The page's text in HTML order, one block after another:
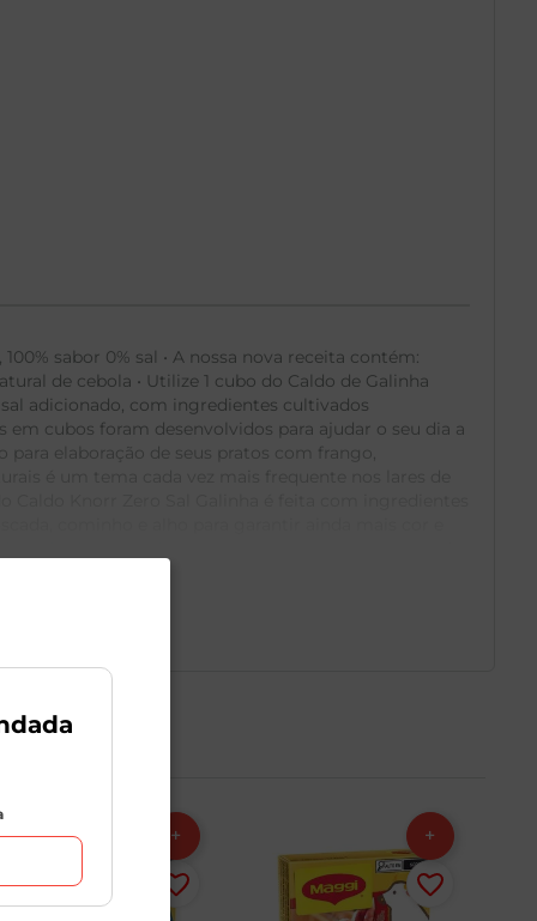
sabor 0% sal • A nossa nova receita contém:
de cebola • Utilize 1 cubo do Caldo de Galinha
adicionado, com ingredientes cultivados
cubos foram desenvolvidos para ajudar o seu dia a
elaboração de seus pratos com frango,
cultivados respeitando o meio ambiente
sabor às suas refeições com Knorr! *Comparado com